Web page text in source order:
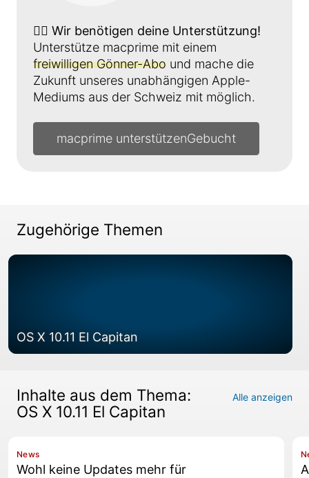
👉🏼 Wir benötigen deine Unterstützung!
Unterstütze macprime mit einem
freiwilligen Gönner-Abo und mache die
Zukunft unseres unabhängigen Apple-
Mediums aus der Schweiz mit möglich.
macprime unterstützen
Zugehörige Themen
OS X 10.11 El Capitan
Inhalte aus dem Thema:
OS X 10.11 El Capitan
Alle anzeigen
News
Wohl keine Updates mehr für